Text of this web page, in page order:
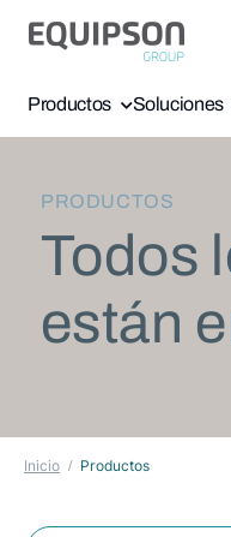
Productos Soluciones
PRODUCTOS
Todos
están
Inicio Productos